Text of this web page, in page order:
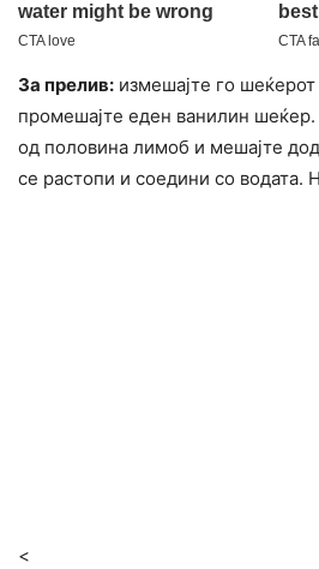
За прелив: измешајте го
промешајте еден ванилин
од половина лимоб и мешајте
се растопи и соедини со водата.
<